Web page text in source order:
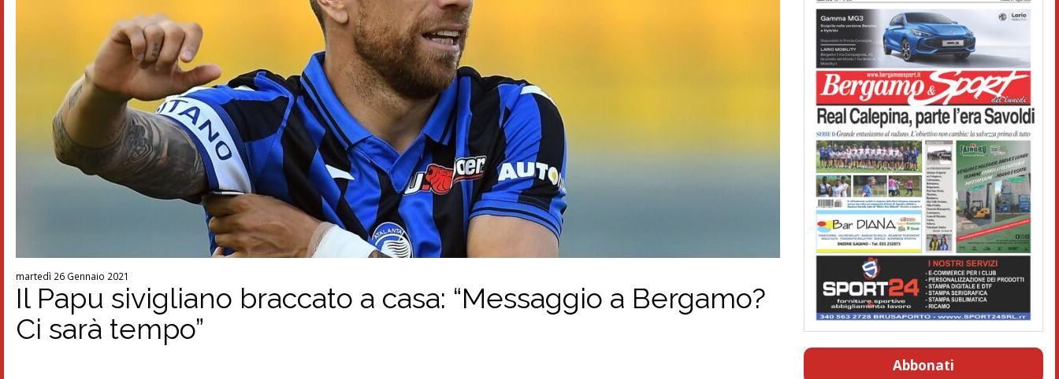
martedì 26 Gennaio 2021
Il Papu sivigliano braccato a casa: “Messaggio a Bergamo?
Ci sarà tempo”
Abbonati